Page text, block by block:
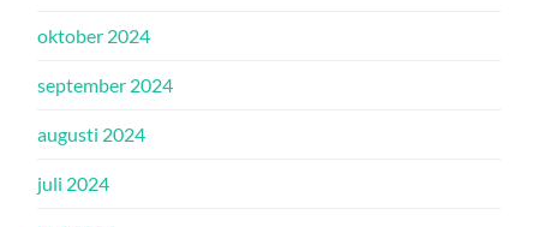
oktober 2024
september 2024
augusti 2024
juli 2024